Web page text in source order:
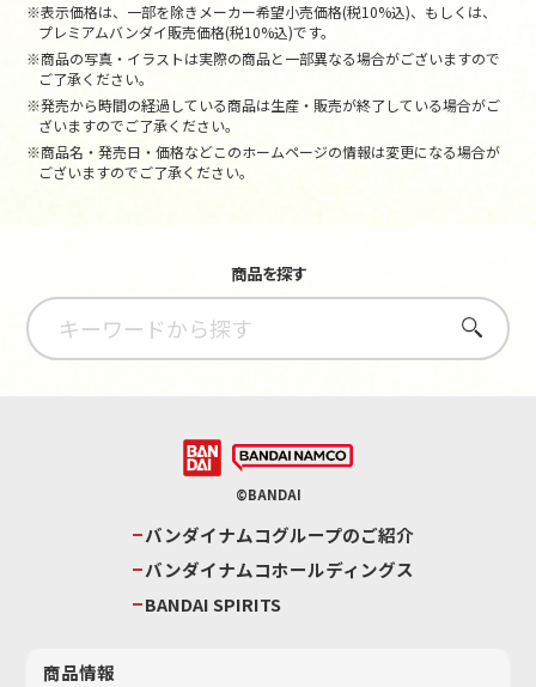
※表示価格は、一部を除きメーカー希望小売価格(税10%込)、もしくは、
プレミアムバンダイ販売価格(税10%込)です。
※商品の写真・イラストは実際の商品と一部異なる場合がございますので
ご了承ください。
※発売から時間の経過している商品は生産・販売が終了している場合がご
ざいますのでご了承ください。
※商品名・発売日・価格などこのホームページの情報は変更になる場合が
ございますのでご了承ください。
商品を探す
さがす
©BANDAI
バンダイナムコグループのご紹介
バンダイナムコホールディングス
BANDAI SPIRITS
商品情報